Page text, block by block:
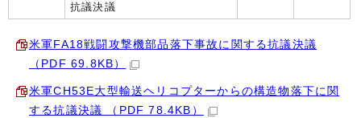
抗議決議
米軍FA18戦闘攻撃機部品落下事故に関する抗議決議
（PDF 69.8KB）
米軍CH53E大型輸送ヘリコプターからの構造物落下に関
する抗議決議 （PDF 78.4KB）